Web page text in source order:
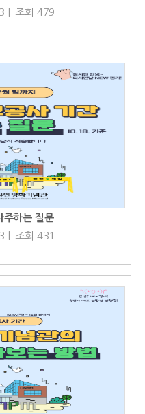
| 조회 479
주하는 질문
| 조회 431